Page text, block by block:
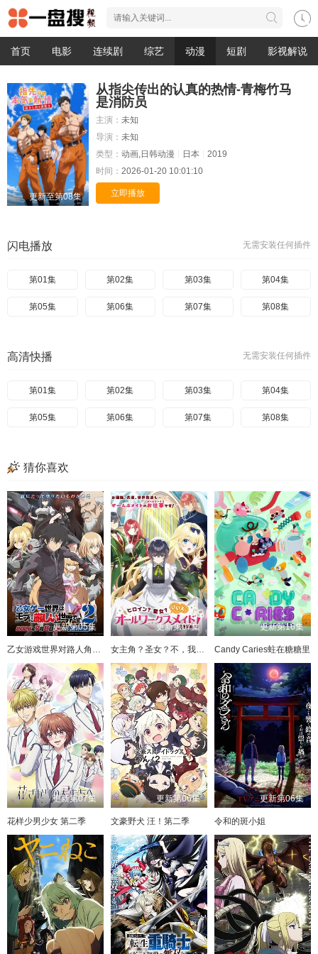
首页 电影 连续剧 综艺 动漫 短剧 影视解说
更新至第08集
从指尖传出的认真的热情-青梅竹马
是消防员
主演： 未知
导演： 未知
类型： 动画,日韩动漫 日本
2019
时间： 2026-01-20 10:01:10
立即播放
无需安装任何插件
闪电播放
第01集 第02集 第03集 第04集
第05集 第06集 第07集 第08集
无需安装任何插件
高清快播
第01集 第02集 第03集 第04集
第05集 第06集 第07集 第08集
猜你喜欢
更新第05集
乙女游戏世界对路人角色很不友好 第二季
更新第07集
女主角？圣女？不，我是杂役女仆（自豪）
更新第16集
Candy Caries蛀在糖糖里
更新第07集
花样少男少女 第二季
更新第06集
文豪野犬 汪！第二季
更新第06集
令和的斑小姐